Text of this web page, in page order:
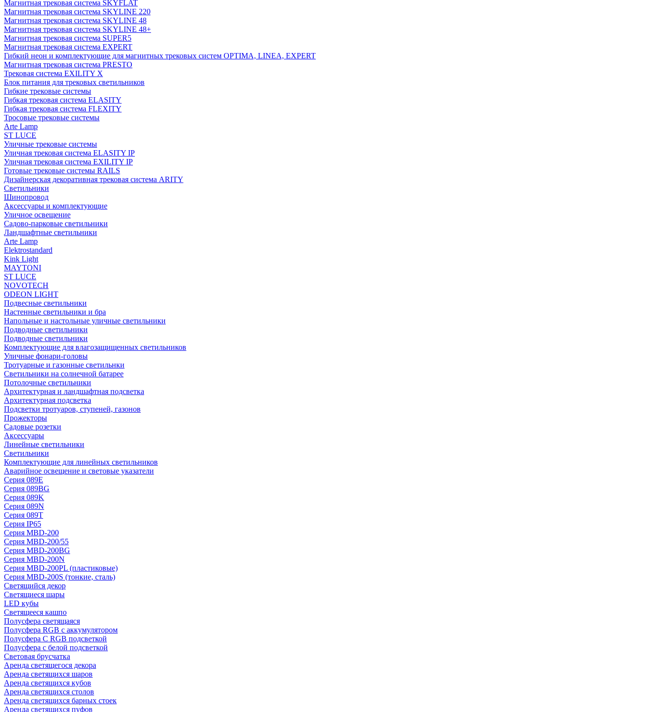
Магнитная трековая система SKYFLAT
Магнитная трековая система SKYLINE 220
Магнитная трековая система SKYLINE 48
Магнитная трековая система SKYLINE 48+
Магнитная трековая система SUPER5
Магнитная трековая система EXPERT
Гибкий неон и комплектующие для магнитных трековых систем OPTIMA, LINEA, EXPERT
Магнитная трековая система PRESTO
Трековая система EXILITY X
Блок питания для трековых светильников
Гибкие трековые системы
Гибкая трековая система ELASITY
Гибкая трековая система FLEXITY
Тросовые трековые системы
Arte Lamp
ST LUCE
Уличные трековые системы
Уличная трековая система ELASITY IP
Уличная трековая система EXILITY IP
Готовые трековые системы RAILS
Дизайнерская декоративная трековая система ARITY
Светильники
Шинопровод
Аксессуары и комплектующие
Уличное освещение
Садово-парковые светильники
Ландшафтные светильники
Arte Lamp
Elektrostandard
Kink Light
MAYTONI
ST LUCE
NOVOTECH
ODEON LIGHT
Подвесные светильники
Настенные светильники и бра
Напольные и настольные уличные светильники
Подводные светильники
Подводные светильники
Комплектующие для влагозащищенных светильников
Уличные фонари-головы
Тротуарные и газонные светильнки
Светильники на солнечной батарее
Потолочные светильники
Архитектурная и ландшафтная подсветка
Архитектурная подсветка
Подсветки тротуаров, ступеней, газонов
Прожекторы
Садовые розетки
Аксессуары
Линейные светильники
Светильники
Комплектующие для линейных светильников
Аварийное освещение и световые указатели
Серия 089E
Серия 089BG
Серия 089K
Серия 089N
Серия 089T
Серия IP65
Серия MBD-200
Серия MBD-200/55
Серия MBD-200BG
Серия MBD-200N
Серия MBD-200PL (пластиковые)
Серия MBD-200S (тонкие, сталь)
Светящийся декор
Светящиеся шары
LED кубы
Светящееся кашпо
Полусфера светящаяся
Полусфера RGB с аккумулятором
Полусфера С RGB подсветкой
Полусфера с белой подсветкой
Световая брусчатка
Аренда светящегося декора
Аренда светящихся шаров
Аренда светящихся кубов
Аренда светящихся столов
Аренда светящихся барных стоек
Аренда светящихся пуфов